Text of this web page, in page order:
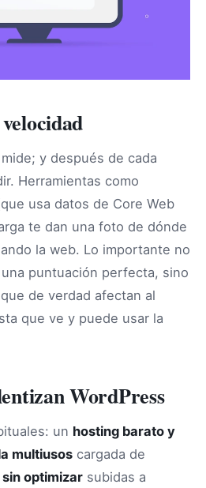
y después de cada
Herramientas como
usa datos de Core Web
te dan una foto de dónde
la web. Lo importante no
puntuación perfecta, sino
de verdad afectan al
que ve y puede usar la
WordPress
un hosting barato y
multiusos cargada de
optimizar subidas a